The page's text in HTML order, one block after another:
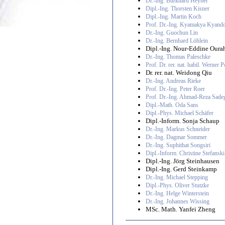
Dipl.-Ing. Thorsten Kisner
Dipl.-Ing. Martin Koch
Prof. Dr.-Ing. Kyamakya
Dr.-Ing. Guochun Lin
Dr.-Ing. Bernhard Löhlein
Dipl.-Ing. Nour-Eddine
Dr.-Ing. Thomas Paleschke
Prof. Dr. rer. nat. habil. Werner
Dr. rer. nat. Weidong Qiu
Dr.-Ing. Andreas Rieke
Prof. Dr.-Ing. Peter Roer
Prof. Dr.-Ing. Ahmad-Reza
Dipl.-Math. Oda Sans
Dipl.-Phys. Michael Schäfer
Dipl.-Inform. Sonja Schaup
Dr.-Ing. Markus Schneider
Dr.-Ing. Dagmar Sommer
Dr.-Ing. Suphithat Songsiri
Dipl.-Inform. Christine Stefanski
Dipl.-Ing. Jörg Steinhausen
Dipl.-Ing. Gerd Steinkamp
Dr.-Ing. Michael Stepping
Dipl.-Phys. Oliver Stutzke
Dr.-Ing. Helge Winterstein
Dr.-Ing. Johannes Wissing
MSc. Math. Yanfei Zheng